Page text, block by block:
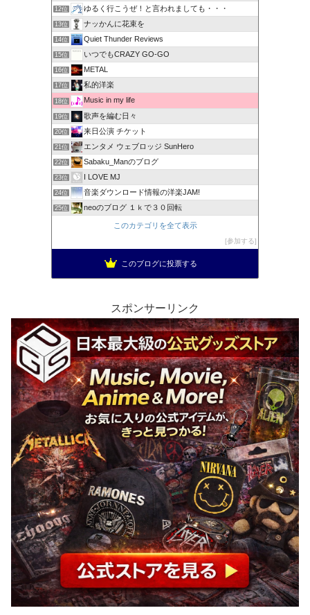
12位 ゆるく行こうぜ！と言われましても・・・
13位 ナッかんに花束を
14位 Quiet Thunder Reviews
15位 いつでもCRAZY GO-GO
16位 METAL
17位 私的洋楽
18位 Music in my life
19位 歌声を編む日々
20位 来日公演 チケット
21位 エンタメ ウェブロッジ SunHero
22位 Sabaku_Manのブログ
23位 I LOVE MJ
24位 音楽ダウンロード情報の洋楽JAM!
25位 neoのブログ １ｋで３０回転
このカテゴリを全て表示
参加する
このブログに投票する
スポンサーリンク